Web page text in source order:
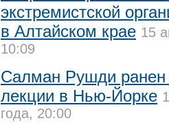
экстремистской
в Алтайском крае 15
10:09
Салман Рушди ранен
лекции в Нью-Йорке
года, 20:00